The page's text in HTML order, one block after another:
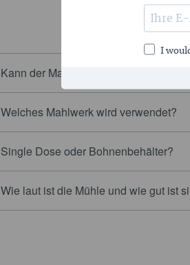
I
Kann der Mahlgrad präzise eingestellt
Welches Mahlwerk wird verwendet?
Single Dose oder Bohnenbehälter?
Wie laut ist die Mühle und wie gut ist